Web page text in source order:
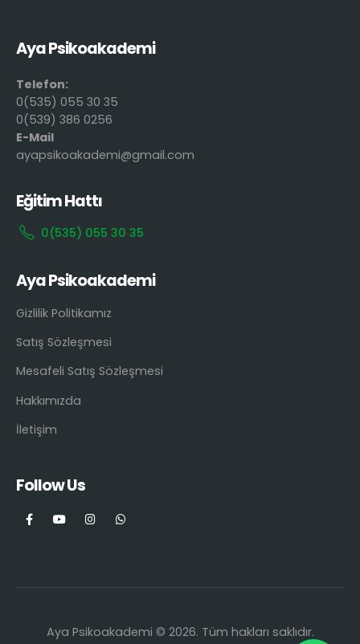
Aya Psikoakademi
Telefon:
0(535) 055 30 35
0(539) 386 0256
E-Mail
ayapsikoakademi@gmail.com
Eğitim Hattı
0(535) 055 30 35
Aya Psikoakademi
Gizlilik Politikamız
Satış Sözleşmesi
Mesafeli Satış Sözleşmesi
Hakkımızda
İletişim
Follow Us
Aya Psikoakademi © 2026. Tüm hakları saklıdır.